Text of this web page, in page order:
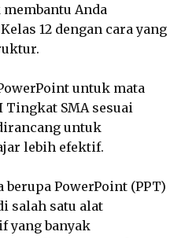
Anda
12 dengan cara yang
untuk mata
Tingkat SMA sesuai
untuk
lebih efektif.
PowerPoint (PPT)
salah satu alat
yang banyak